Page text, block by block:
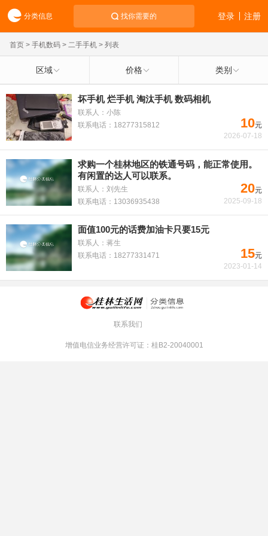
分类信息 找你需要的 注册
登录
首页 > 手机数码 > 二手手机 > 列表
区域 价格 类别
坏手机 烂手机 淘汰手机 数码相机
联系人：小陈
联系电话：18277315812
10元
2026-07-18
求购一个桂林地区的铁通号码，能正常使用。
有闲置的达人可以联系。
联系人：刘先生
联系电话：13036935438
20元
2025-09-18
面值100元的话费加油卡只要15元
联系人：蒋生
联系电话：18277331471
15元
2023-01-14
联系我们
增值电信业务经营许可证：桂B2-20040001